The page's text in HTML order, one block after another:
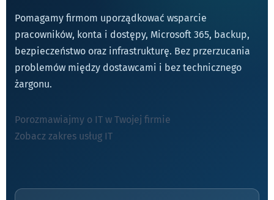
Pomagamy firmom uporządkować wsparcie
pracowników, konta i dostępy, Microsoft 365, backup,
bezpieczeństwo oraz infrastrukturę. Bez przerzucania
problemów między dostawcami i bez technicznego
żargonu.
Porozmawiajmy o IT w Twojej firmie
Zobacz zakres usług IT